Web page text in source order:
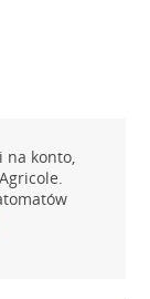
na konto,